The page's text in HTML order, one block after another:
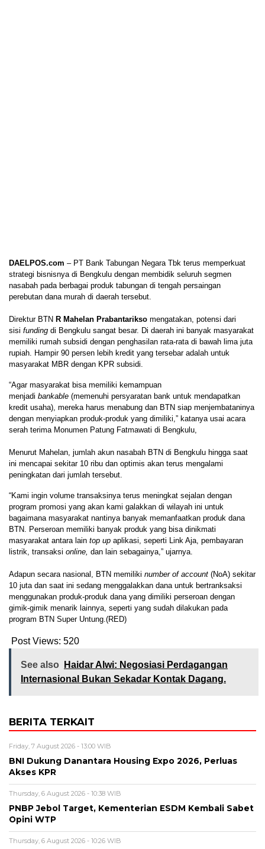
DAELPOS.com – PT Bank Tabungan Negara Tbk terus memperkuat
strategi bisnisnya di Bengkulu dengan membidik seluruh segmen
nasabah pada berbagai produk tabungan di tengah persaingan
perebutan dana murah di daerah tersebut.
Direktur BTN R Mahelan Prabantarikso mengatakan, potensi dari
sisi funding di Bengkulu sangat besar. Di daerah ini banyak masyarakat
memiliki rumah subsidi dengan penghasilan rata-rata di bawah lima juta
rupiah. Hampir 90 persen lebih kredit yang tersebar adalah untuk
masyarakat MBR dengan KPR subsidi.
“Agar masyarakat bisa memiliki kemampuan
menjadi bankable (memenuhi persyaratan bank untuk mendapatkan
kredit usaha), mereka harus menabung dan BTN siap menjembataninya
dengan menyiapkan produk-produk yang dimiliki,” katanya usai acara
serah terima Monumen Patung Fatmawati di Bengkulu,
Menurut Mahelan, jumlah akun nasabah BTN di Bengkulu hingga saat
ini mencapai sekitar 10 ribu dan optimis akan terus mengalami
peningkatan dari jumlah tersebut.
“Kami ingin volume transaksinya terus meningkat sejalan dengan
program promosi yang akan kami galakkan di wilayah ini untuk
bagaimana masyarakat nantinya banyak memanfaatkan produk dana
BTN. Perseroan memiliki banyak produk yang bisa dinikmati
masyarakat antara lain top up aplikasi, seperti Link Aja, pembayaran
listrik, transaksi online, dan lain sebagainya,” ujarnya.
Adapun secara nasional, BTN memiliki number of account (NoA) sekitar
10 juta dan saat ini sedang menggalakkan dana untuk bertranksaksi
menggunakan produk-produk dana yang dimiliki perseroan dengan
gimik-gimik menarik lainnya, seperti yang sudah dilakukan pada
program BTN Super Untung.(RED)
Post Views: 520
See also
Haidar Alwi: Negosiasi Perdagangan
Internasional Bukan Sekadar Kontak Dagang.
BERITA TERKAIT
Friday, 7 August 2026 - 13:00 WIB
BNI Dukung Danantara Housing Expo 2026, Perluas
Akses KPR
Thursday, 6 August 2026 - 10:38 WIB
PNBP Jebol Target, Kementerian ESDM Kembali Sabet
Opini WTP
Thursday, 6 August 2026 - 10:26 WIB